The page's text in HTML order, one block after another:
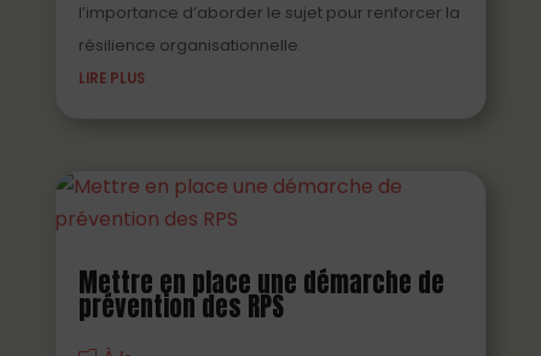
l’importance d’aborder le sujet pour renforcer la
résilience organisationnelle.
LIRE PLUS
Mettre en place une démarche de
prévention des RPS